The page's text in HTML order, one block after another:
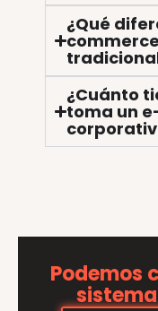
¿Qué
¿Cuánto
toma un
Podemos